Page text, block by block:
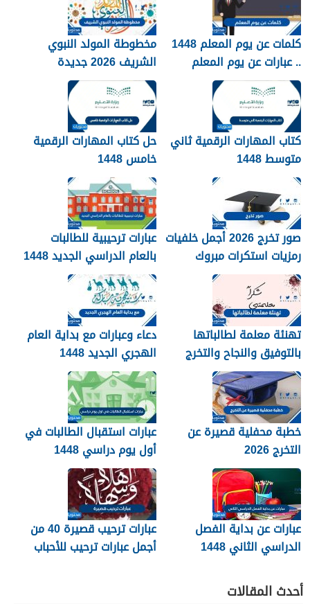
كلمات عن يوم المعلم 1448
.. عبارات عن يوم المعلم
مكتوبة 1448
مخطوطة المولد النبوي
الشريف 2026 جديدة
كتاب المهارات الرقمية ثاني
متوسط 1448
حل كتاب المهارات الرقمية
خامس 1448
صور تخرج 2026 أجمل خلفيات
رمزيات استكرات مبروك
التخرج 1448
عبارات ترحيبية للطالبات
بالعام الدراسي الجديد 1448
بالصور
تهنئة معلمة لطالباتها
بالتوفيق والنجاح والتخرج
2026
دعاء وعبارات مع بداية العام
الهجري الجديد 1448
خطبة محفلية قصيرة عن
التخرج 2026
عبارات استقبال الطالبات في
أول يوم دراسي 1448
عبارات عن بداية الفصل
الدراسي الثاني 1448
عبارات ترحيب قصيرة 40 من
أجمل عبارات ترحيب للأحباب
أحدث المقالات